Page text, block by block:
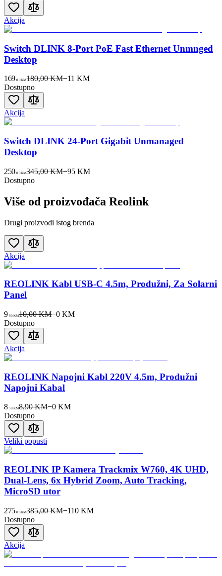
Akcija
Switch DLINK 8-Port PoE Fast Ethernet Unmnged
Desktop
169 00KM180,00 KM−11 KM
Dostupno
Akcija
Switch DLINK 24-Port Gigabit Unmanaged
Desktop
250 00KM345,00 KM−95 KM
Dostupno
Više od proizvođača Reolink
Drugi proizvodi istog brenda
Akcija
REOLINK Kabl USB-C 4.5m, Produžni, Za Solarni
Panel
9 90 KM10,00 KM−0 KM
Dostupno
Akcija
REOLINK Napojni Kabl 220V 4.5m, Produžni
Napojni Kabal
8 50KM8,90 KM−0 KM
Dostupno
Veliki popusti
REOLINK IP Kamera Trackmix W760, 4K UHD,
Dual-Lens, 6x Hybrid Zoom, Auto Tracking,
MicroSD utor
275 00KM385,00 KM−110 KM
Dostupno
Akcija